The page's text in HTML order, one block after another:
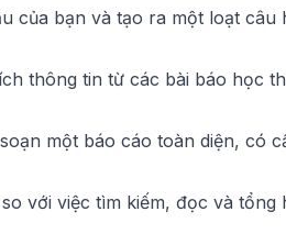
của bạn và tạo ra một loạt
thông tin từ các bài báo học
một báo cáo toàn diện, có
với việc tìm kiếm, đọc và